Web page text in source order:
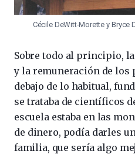
Cécile DeWitt-Morette y Bryce
Sobre todo al principio,
y la remuneración de los
debajo de lo habitual,
se trataba de científicos
escuela estaba en las
de dinero, podía darles
familia, que sería algo